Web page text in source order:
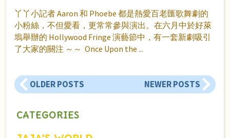
丫丫小記者 Aaron 和 Phoebe 都是熱愛百老匯歌舞劇的
小粉絲，不但愛看，更常常參與演出。在六月中於好萊
塢舉辦的 Hollywood Fringe 演藝節中，有一套新劇吸引
了大家的關注 ～～ Once Upon the
OLDER POSTS NEWER POSTS
CATEGORIES